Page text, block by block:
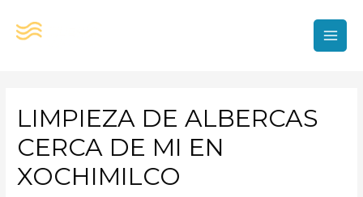
LIMPIEZA DE ALBERCAS
CERCA DE MI EN
XOCHIMILCO